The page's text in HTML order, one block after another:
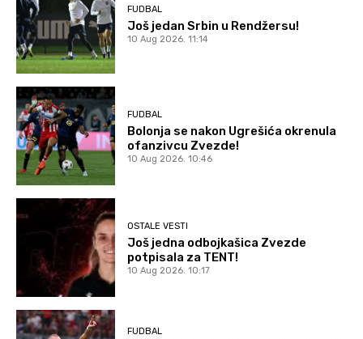
FUDBAL
Još jedan Srbin u Rendžersu!
10 Aug 2026. 11:14
FUDBAL
Bolonja se nakon Ugrešića okrenula
ofanzivcu Zvezde!
10 Aug 2026. 10:46
OSTALE VESTI
Još jedna odbojkašica Zvezde
potpisala za TENT!
10 Aug 2026. 10:17
FUDBAL